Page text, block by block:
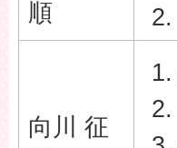
順
向川 征